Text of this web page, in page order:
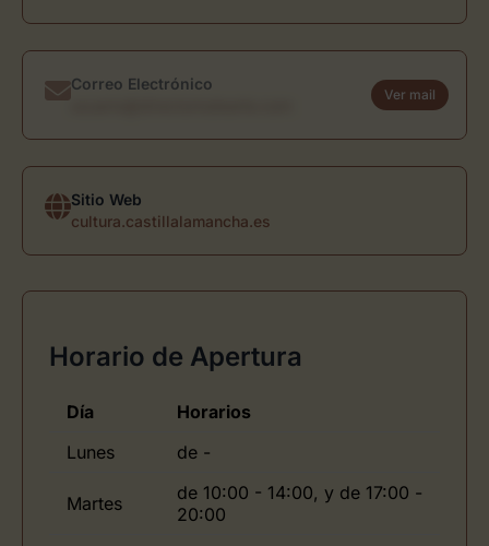
Correo Electrónico
Ver mail
Sitio Web
cultura.castillalamancha.es
Horario de Apertura
Día
Horarios
Lunes
de -
Martes
de 10:00 - 14:00, y de 17:00 -
20:00